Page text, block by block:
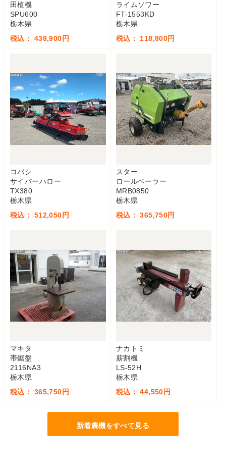
田植機
SPU600
栃木県
税込： 438,900円
ライムソワー
FT-1553KD
栃木県
税込： 118,800円
コバシ
サイバーハロー
TX380
栃木県
税込： 512,050円
スター
ロールベーラー
MRB0850
栃木県
税込： 365,750円
マキタ
帯鋸盤
2116NA3
栃木県
税込： 365,750円
ナカトミ
薪割機
LS-52H
栃木県
税込： 44,550円
新着農機をすべて見る